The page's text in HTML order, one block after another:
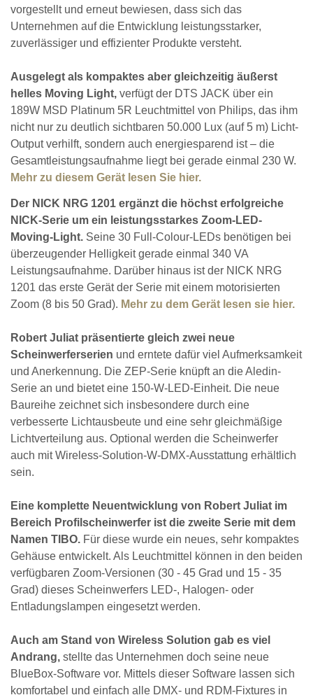
vorgestellt und erneut bewiesen, dass sich das
Unternehmen auf die Entwicklung leistungsstarker,
zuverlässiger und effizienter Produkte versteht.
Ausgelegt als kompaktes aber gleichzeitig äußerst
helles Moving Light, verfügt der DTS JACK über ein
189W MSD Platinum 5R Leuchtmittel von Philips, das ihm
nicht nur zu deutlich sichtbaren 50.000 Lux (auf 5 m) Licht-
Output verhilft, sondern auch energiesparend ist – die
Gesamtleistungsaufnahme liegt bei gerade einmal 230 W.
Mehr zu diesem Gerät lesen Sie hier.
Der NICK NRG 1201 ergänzt die höchst erfolgreiche
NICK-Serie um ein leistungsstarkes Zoom-LED-
Moving-Light. Seine 30 Full-Colour-LEDs benötigen bei
überzeugender Helligkeit gerade einmal 340 VA
Leistungsaufnahme. Darüber hinaus ist der NICK NRG
1201 das erste Gerät der Serie mit einem motorisierten
Zoom (8 bis 50 Grad). Mehr zu dem Gerät lesen sie hier.
Robert Juliat präsentierte gleich zwei neue
Scheinwerferserien und erntete dafür viel Aufmerksamkeit
und Anerkennung. Die ZEP-Serie knüpft an die Aledin-
Serie an und bietet eine 150-W-LED-Einheit. Die neue
Baureihe zeichnet sich insbesondere durch eine
verbesserte Lichtausbeute und eine sehr gleichmäßige
Lichtverteilung aus. Optional werden die Scheinwerfer
auch mit Wireless-Solution-W-DMX-Ausstattung erhältlich
sein.
Eine komplette Neuentwicklung von Robert Juliat im
Bereich Profilscheinwerfer ist die zweite Serie mit dem
Namen TIBO. Für diese wurde ein neues, sehr kompaktes
Gehäuse entwickelt. Als Leuchtmittel können in den beiden
verfügbaren Zoom-Versionen (30 - 45 Grad und 15 - 35
Grad) dieses Scheinwerfers LED-, Halogen- oder
Entladungslampen eingesetzt werden.
Auch am Stand von Wireless Solution gab es viel
Andrang, stellte das Unternehmen doch seine neue
BlueBox-Software vor. Mittels dieser Software lassen sich
komfortabel und einfach alle DMX- und RDM-Fixtures in